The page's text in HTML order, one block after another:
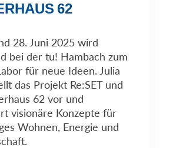
62
28. Juni 2025 wird
bei der tu! Hambach zum
für neue Ideen. Julia
das Projekt Re:SET und
62 vor und
visionäre Konzepte für
Wohnen, Energie und